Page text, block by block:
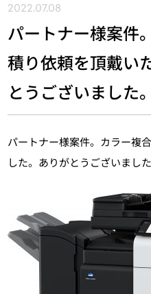
2022.07.08
パートナー様案件
積り依頼を頂戴い
とうございました。
パートナー様案件。カラー複
した。ありがとうございました